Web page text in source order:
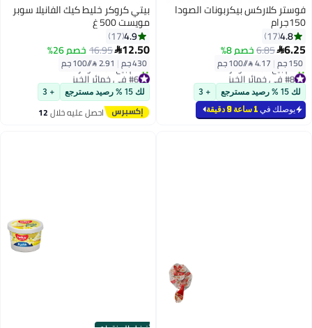
فوستر كلاركس بيكربونات الصودا
150جرام
4.8
17
6.25
6.85خصم 8%
150 جم |
#8 في خمائر الخبز
بتخلّص بسرعة
تم بيع +110 مؤخرًا
#8 في خمائر الخبز
لك 15 % رصيد مسترجع + 3
يوصلك في 1 ساعة 9 دقيقة
بيتي كروكر خليط كيك الفانيلا سوبر
مويست 500 غ
4.9
17
12.50
16.95خصم 26%
430 جم |
#6 في خمائر الخبز
توصيل مجاني
تم بيع +70 مؤخرًا
#6 في خمائر الخبز
لك 15 % رصيد مسترجع + 3
احصل عليه خلال12